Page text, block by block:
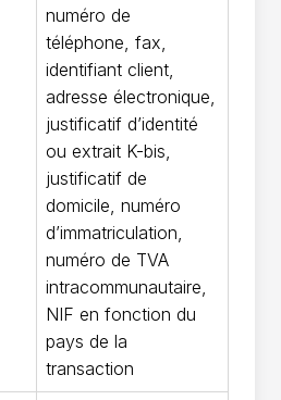
numéro de
téléphone, fax,
identifiant client,
adresse électronique,
justificatif d’identité
ou extrait K-bis,
justificatif de
domicile, numéro
d’immatriculation,
numéro de TVA
intracommunautaire,
NIF en fonction du
pays de la
transaction